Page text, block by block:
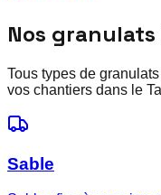
Nos granulats
Tous types de
vos chantiers dans le
Sable